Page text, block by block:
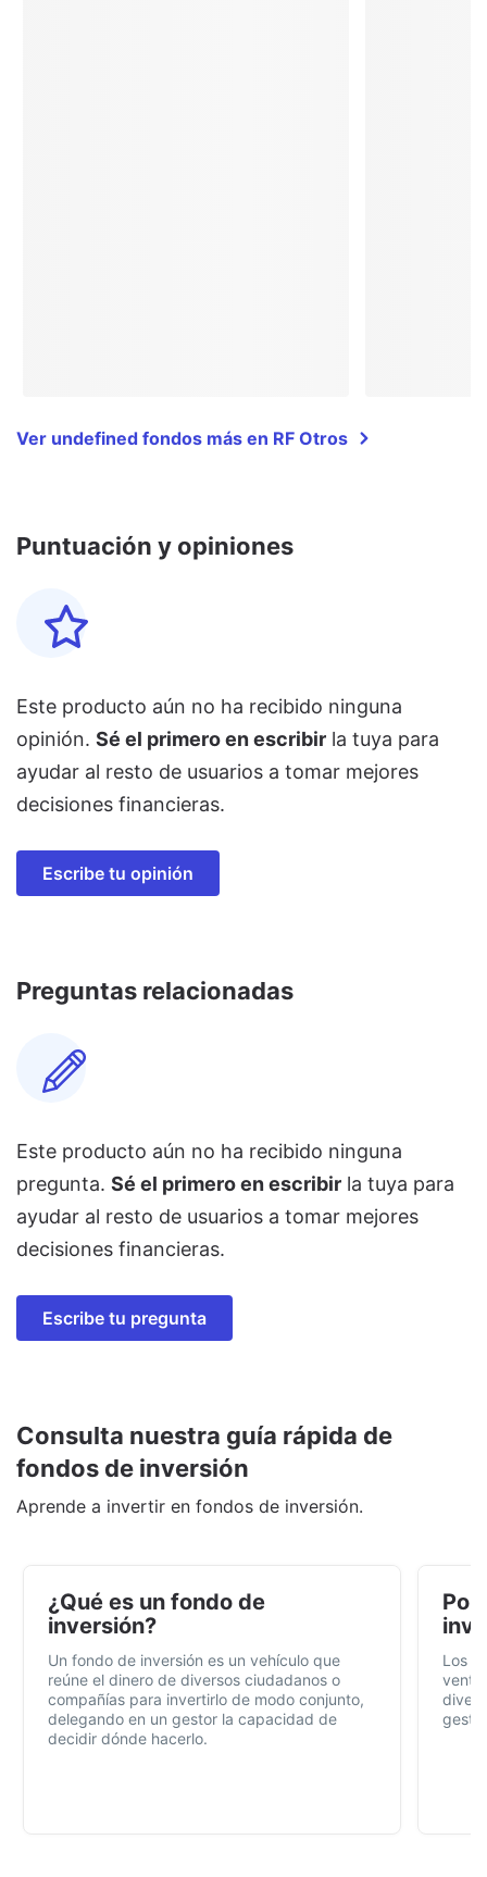
Ver undefined fondos más en RF Otros
Puntuación y opiniones
Este producto aún no ha recibido ninguna
opinión. Sé el primero en escribir la tuya para
ayudar al resto de usuarios a tomar mejores
decisiones financieras.
Escribe tu opinión
Preguntas relacionadas
Este producto aún no ha recibido ninguna
pregunta. Sé el primero en escribir la tuya para
ayudar al resto de usuarios a tomar mejores
decisiones financieras.
Escribe tu pregunta
Consulta nuestra guía rápida de
fondos de inversión
Aprende a invertir en fondos de inversión.
¿Qué es un fondo de
inversión?
Un fondo de inversión es un vehículo que
reúne el dinero de diversos ciudadanos o
compañías para invertirlo de modo conjunto,
delegando en un gestor la capacidad de
decidir dónde hacerlo.
Por
Los